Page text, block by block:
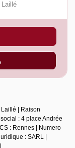
Laillé
| Raison
: 4 place Andrée
: Rennes | Numero
: SARL |